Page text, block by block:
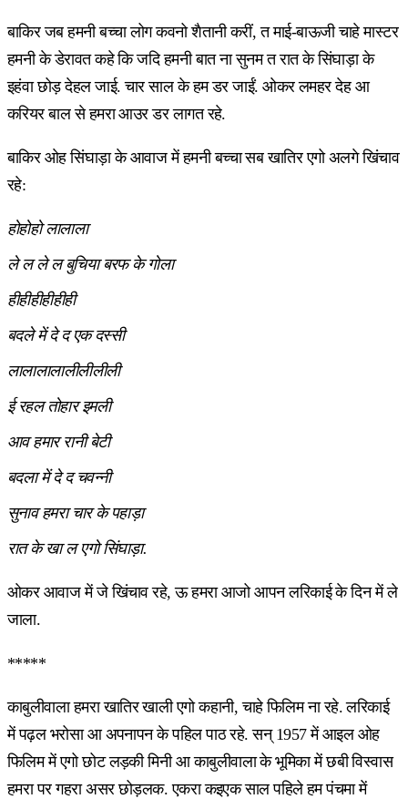
बाकिर जब हमनी बच्चा लोग कवनो शैतानी करीं, त माई-बाऊजी चाहे मास्टर
हमनी के डेरावत कहे कि जदि हमनी बात ना सुनम त रात के सिंघाड़ा के
इहंवा छोड़ देहल जाई. चार साल के हम डर जाईं. ओकर लमहर देह आ
करियर बाल से हमरा आउर डर लागत रहे.
बाकिर ओह सिंघाड़ा के आवाज में हमनी बच्चा सब खातिर एगो अलगे खिंचाव
रहे:
होहोहो लालाला
ले ल ले ल बुचिया बरफ के गोला
हीहीहीहीहीही
बदले में दे द एक दस्सी
लालालालालीलीलीली
ई रहल तोहार इमली
आव हमार रानी बेटी
बदला में दे द चवन्नी
सुनाव हमरा चार के पहाड़ा
रात के खा ल एगो सिंघाड़ा.
ओकर आवाज में जे खिंचाव रहे, ऊ हमरा आजो आपन लरिकाई के दिन में ले
जाला.
*****
काबुलीवाला हमरा खातिर खाली एगो कहानी, चाहे फिलिम ना रहे. लरिकाई
में पढ़ल भरोसा आ अपनापन के पहिल पाठ रहे. सन् 1957 में आइल ओह
फिलिम में एगो छोट लड़की मिनी आ काबुलीवाला के भूमिका में छबी विस्वास
हमरा पर गहरा असर छोड़लक. एकरा कइएक साल पहिले हम पंचमा में